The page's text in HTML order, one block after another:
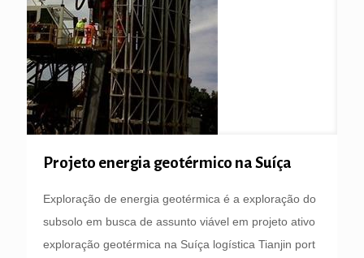
Projeto energia geotérmico na Suíça
Exploração de energia geotérmica é a exploração do
subsolo em busca de assunto viável em projeto ativo
exploração geotérmica na Suíça logística Tianjin port